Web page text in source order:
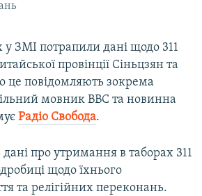
у ЗМІ потрапили дані щодо 311
провінції Сіньцзян та
це повідомляють зокрема
мовник BBC та новинна
Радіо Свобода.
про утримання в таборах 311
щодо їхнього
та релігійних переконань.